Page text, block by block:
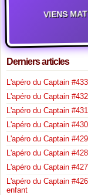
VIENS
Derniers articles
L'apéro du Captain
L'apéro du Captain
L'apéro du Captain
L'apéro du Captain
L'apéro du Captain
L'apéro du Captain
L'apéro du Captain
L'apéro du Captain
enfant